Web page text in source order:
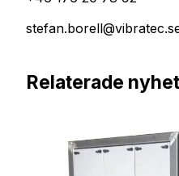
Relaterade